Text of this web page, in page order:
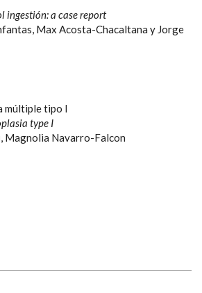
ingestión: a case report
Max Acosta-Chacaltana y Jorge
múltiple tipo I
type I
Magnolia Navarro-Falcon